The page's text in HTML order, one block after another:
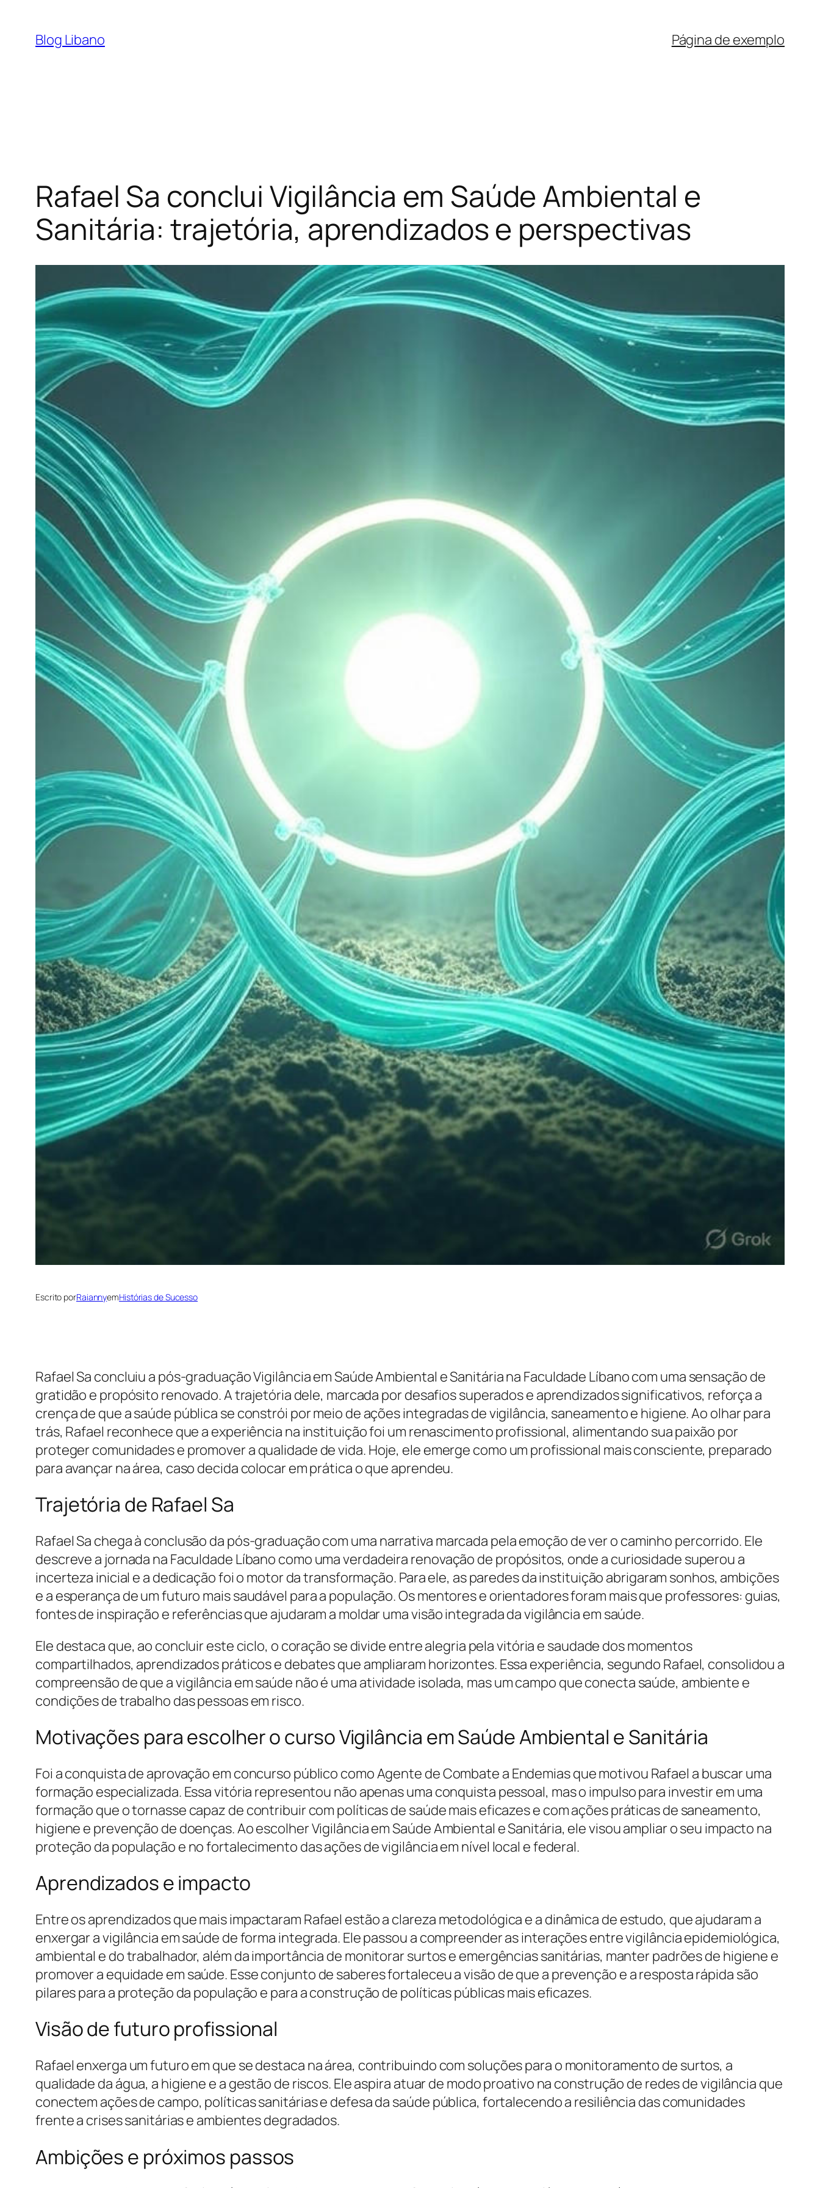
Blog Libano Página de exemplo
Rafael Sa conclui Vigilância em Saúde Ambiental e
Sanitária: trajetória, aprendizados e perspectivas
Escrito porRaiannyemHistórias de Sucesso
Rafael Sa concluiu a pós-graduação Vigilância em Saúde Ambiental e Sanitária na Faculdade Líbano com uma sensação de
gratidão e propósito renovado. A trajetória dele, marcada por desafios superados e aprendizados significativos, reforça a
crença de que a saúde pública se constrói por meio de ações integradas de vigilância, saneamento e higiene. Ao olhar para
trás, Rafael reconhece que a experiência na instituição foi um renascimento profissional, alimentando sua paixão por
proteger comunidades e promover a qualidade de vida. Hoje, ele emerge como um profissional mais consciente, preparado
para avançar na área, caso decida colocar em prática o que aprendeu.
Trajetória de Rafael Sa
Rafael Sa chega à conclusão da pós-graduação com uma narrativa marcada pela emoção de ver o caminho percorrido. Ele
descreve a jornada na Faculdade Líbano como uma verdadeira renovação de propósitos, onde a curiosidade superou a
incerteza inicial e a dedicação foi o motor da transformação. Para ele, as paredes da instituição abrigaram sonhos, ambições
e a esperança de um futuro mais saudável para a população. Os mentores e orientadores foram mais que professores: guias,
fontes de inspiração e referências que ajudaram a moldar uma visão integrada da vigilância em saúde.
Ele destaca que, ao concluir este ciclo, o coração se divide entre alegria pela vitória e saudade dos momentos
compartilhados, aprendizados práticos e debates que ampliaram horizontes. Essa experiência, segundo Rafael, consolidou a
compreensão de que a vigilância em saúde não é uma atividade isolada, mas um campo que conecta saúde, ambiente e
condições de trabalho das pessoas em risco.
Motivações para escolher o curso Vigilância em Saúde Ambiental e Sanitária
Foi a conquista de aprovação em concurso público como Agente de Combate a Endemias que motivou Rafael a buscar uma
formação especializada. Essa vitória representou não apenas uma conquista pessoal, mas o impulso para investir em uma
formação que o tornasse capaz de contribuir com políticas de saúde mais eficazes e com ações práticas de saneamento,
higiene e prevenção de doenças. Ao escolher Vigilância em Saúde Ambiental e Sanitária, ele visou ampliar o seu impacto na
proteção da população e no fortalecimento das ações de vigilância em nível local e federal.
Aprendizados e impacto
Entre os aprendizados que mais impactaram Rafael estão a clareza metodológica e a dinâmica de estudo, que ajudaram a
enxergar a vigilância em saúde de forma integrada. Ele passou a compreender as interações entre vigilância epidemiológica,
ambiental e do trabalhador, além da importância de monitorar surtos e emergências sanitárias, manter padrões de higiene e
promover a equidade em saúde. Esse conjunto de saberes fortaleceu a visão de que a prevenção e a resposta rápida são
pilares para a proteção da população e para a construção de políticas públicas mais eficazes.
Visão de futuro profissional
Rafael enxerga um futuro em que se destaca na área, contribuindo com soluções para o monitoramento de surtos, a
qualidade da água, a higiene e a gestão de riscos. Ele aspira atuar de modo proativo na construção de redes de vigilância que
conectem ações de campo, políticas sanitárias e defesa da saúde pública, fortalecendo a resiliência das comunidades
frente a crises sanitárias e ambientes degradados.
Ambições e próximos passos